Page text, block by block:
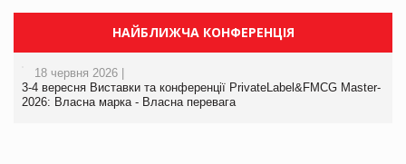
НАЙБЛИЖЧА КОНФЕРЕНЦІЯ
18 червня 2026 |
3-4 вересня Виставки та конференції PrivateLabel&FMCG Master-
2026: Власна марка - Власна перевага